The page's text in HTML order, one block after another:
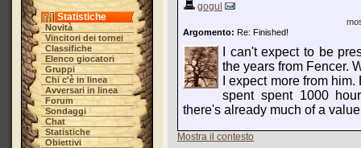
Statistiche
Novità
Vincitori dei tornei
Classifiche
Elenco giocatori
Gruppi
Chi c'è in linea
Avversari in linea
Forum
Sondaggi
Chat
Statistiche
Obiettivi
gogul
Argomento: Re: Finished!
I can't expect to be
the years from Fencer.
I expect more from
spent spent 1000
there's already much of a
Mostra il contesto